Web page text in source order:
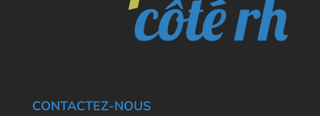
CONTACTEZ-NOUS